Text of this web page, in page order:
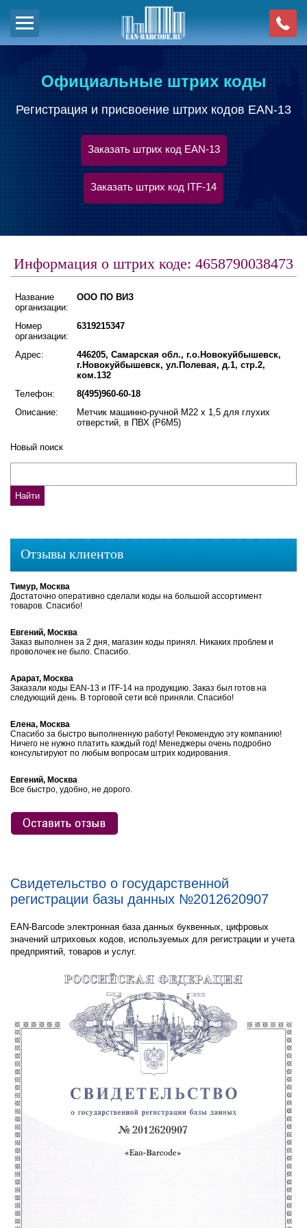
Официальные штрих коды
Регистрация и присвоение штрих кодов EAN-13
Заказать штрих код EAN-13
Заказать штрих код ITF-14
Информация о штрих коде: 4658790038473
Название
организации:
ООО ПО ВИЗ
Номер
организации:
6319215347
Адрес:
446205, Самарская обл., г.о.Новокуйбышевск,
г.Новокуйбышевск, ул.Полевая, д.1, стр.2,
ком.132
Телефон:
8(495)960-60-18
Описание:
Метчик машинно-ручной М22 х 1,5 для глухих
отверстий, в ПВХ (Р6М5)
Новый поиск
Отзывы клиентов
Тимур, Москва
Достаточно оперативно сделали коды на большой ассортимент
товаров. Спасибо!
Евгений, Москва
Заказ выполнен за 2 дня, магазин коды принял. Никаких проблем и
проволочек не было. Спасибо.
Арарат, Москва
Заказали коды EAN-13 и ITF-14 на продукцию. Заказ был готов на
следующий день. В торговой сети всё приняли. Спасибо!
Елена, Москва
Спасибо за быстро выполненную работу! Рекомендую эту компанию!
Ничего не нужно платить каждый год! Менеджеры очень подробно
консультируют по любым вопросам штрих кодирования.
Евгений, Москва
Все быстро, удобно, не дорого.
Свидетельство о государственной
регистрации базы данных №2012620907
EAN-Barcode электронная база данных буквенных, цифровых
значений штриховых кодов, используемых для регистрации и учета
предприятий, товаров и услуг.